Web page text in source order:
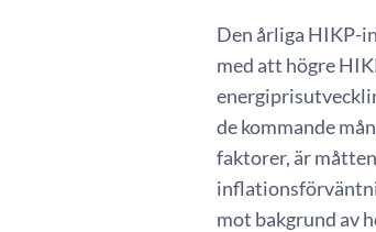
Den årliga HIKP-
med att högre
de kommande
faktorer, är
mot bakgrund av